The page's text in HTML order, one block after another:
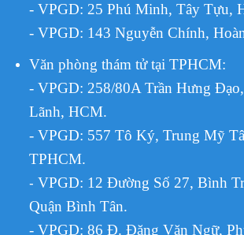
- VPGD: 25 Phú Minh, Tây Tựu,
- VPGD: 143 Nguyễn Chính,
Văn phòng thám tử tại TPHCM:
- VPGD: 258/80A Trần Hưng
Lãnh, HCM.
- VPGD: 557 Tô Ký, Trung Mỹ
TPHCM.
- VPGD: 12 Đường Số 27, Bình
Quận Bình Tân.
- VPGD: 86 Đ. Đặng Văn Ngữ,